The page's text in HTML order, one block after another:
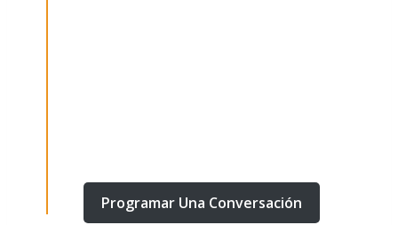
Programar Una Conversación